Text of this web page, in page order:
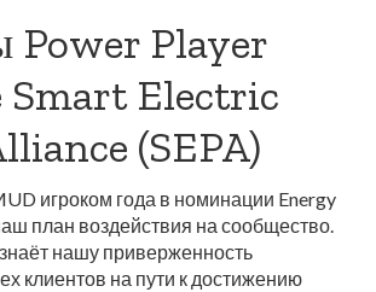
Power Player
Smart Electric
(SEPA)
игроком года в номинации Energy
план воздействия на сообщество.
нашу приверженность
клиентов на пути к достижению